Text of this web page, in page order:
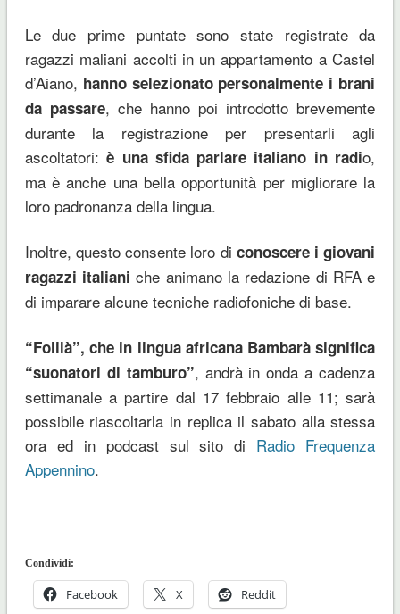
Le due prime puntate sono state registrate da
ragazzi maliani accolti in un appartamento a Castel
d’Aiano, hanno selezionato personalmente i brani
da passare, che hanno poi introdotto brevemente
durante la registrazione per presentarli agli
ascoltatori:è una sfida parlare italiano in radio,
ma è anche una bella opportunità per migliorare la
loro padronanza della lingua.
Inoltre, questo consente loro di conoscere i giovani
ragazzi italiani che animano la redazione di RFA e
di imparare alcune tecniche radiofoniche di base.
“Folilà”, che in lingua africana Bambarà significa
“suonatori di tamburo”, andrà in onda a cadenza
settimanale a partire dal 17 febbraio alle 11; sarà
possibile riascoltarla in replica il sabato alla stessa
ora ed in podcast sul sito di Radio Frequenza
Appennino.
Condividi:
Facebook X Reddit